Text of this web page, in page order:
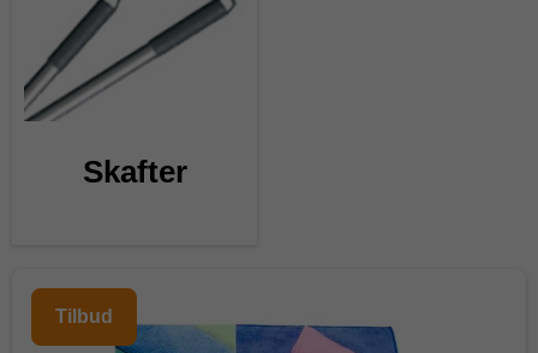
Skafter
Tilbud